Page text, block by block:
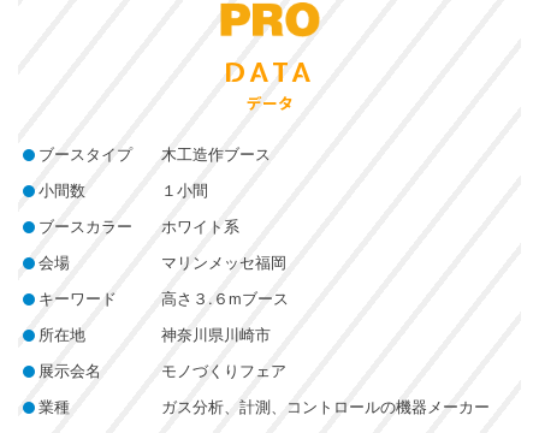
DATA
データ
ブースタイプ
木工造作ブース
小間数
１小間
ブースカラー
ホワイト系
会場
マリンメッセ福岡
キーワード
高さ３.６mブース
所在地
神奈川県川崎市
展示会名
モノづくりフェア
業種
ガス分析、計測、コントロールの機器メーカー